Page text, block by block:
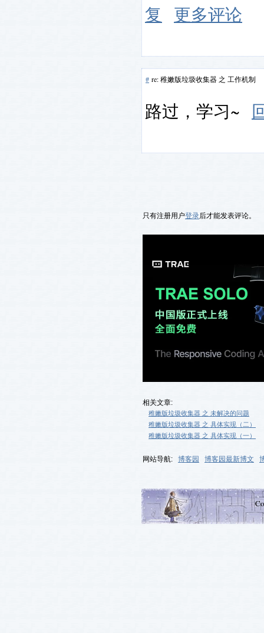
复
更多评论
# re: 稚嫩版垃圾收集器 之 工作机制
路过，学习~
只有注册用户登录后才能发表评论。
相关文章:
稚嫩版垃圾收集器 之 未解决的问题
稚嫩版垃圾收集器 之 具体实现（二）
稚嫩版垃圾收集器 之 具体实现（一）
网站导航: 博客园 博客园最新博文